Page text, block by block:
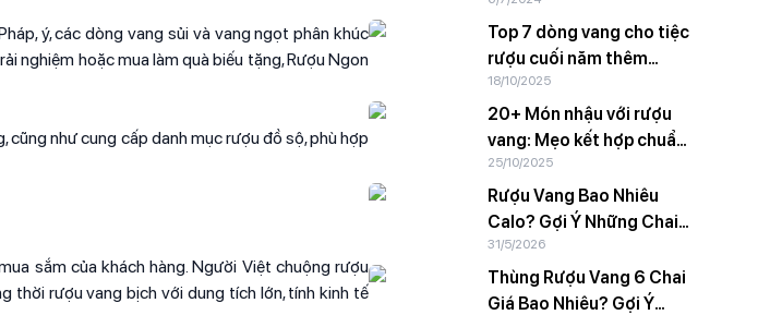
ý, các dòng vang sủi và vang ngọt phân khúc
nghiệm hoặc mua làm quà biếu tặng, Rượu Ngon
cũng như cung cấp danh mục rượu đồ sộ, phù hợp
sắm của khách hàng. Người Việt chuộng rượu
thời rượu vang bịch với dung tích lớn, tính kinh tế
Top 7 dòng vang cho tiệc
rượu cuối năm thêm
hoành tráng
18/10/2025
20+ Món nhậu với rượu
vang: Mẹo kết hợp chuẩn
chuyên gia
25/10/2025
Rượu Vang Bao Nhiêu
Calo? Gợi Ý Những Chai
Vang Calo Thấp
31/5/2026
Thùng Rượu Vang 6 Chai
Giá Bao Nhiêu? Gợi Ý